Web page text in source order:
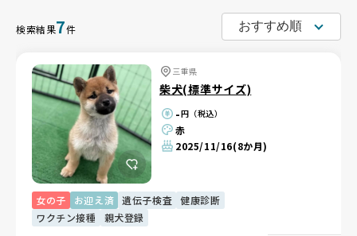
検索結果7件
三重県
柴犬(標準サイズ)
-円（税込）
赤
2025/11/16(8か月)
女の子 お迎え済 遺伝子検査
健康診断
ワクチン接種
親犬登録